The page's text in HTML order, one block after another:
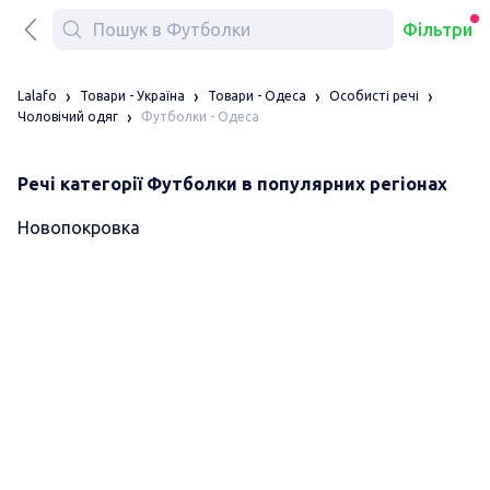
Фільтри
Lalafo Товари - Україна Товари - Одеса
Особисті речі
Чоловічий одяг
Футболки - Одеса
Речі категорії Футболки в популярних регіонах
Новопокровка